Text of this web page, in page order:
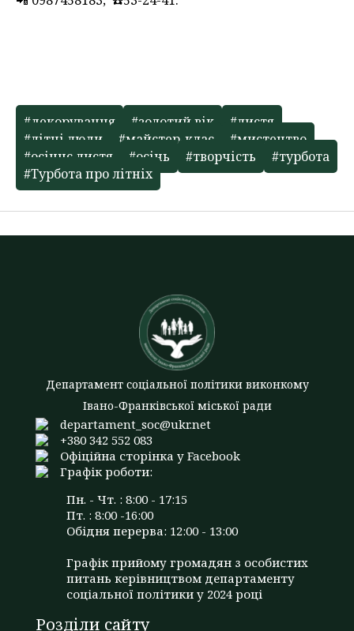
#декорування #золотий вік
#листя
#літні люди
#майстер-клас
#мистецтво
#осіннє листя
#осінь #творчість
#турбота
#Турбота про літніх
Департамент соціальної політики виконкому
Івано-Франківської міської ради
departament_soc@ukr.net
+380 342 552 083
Офіційна сторінка у Facebook
Графік роботи:
Пн. - Чт. : 8:00 - 17:15
Пт. : 8:00 -16:00
Обідня перерва: 12:00 - 13:00
Графік прийому громадян з особистих
питань керівництвом департаменту
соціальної політики у 2024 році
Розділи сайту